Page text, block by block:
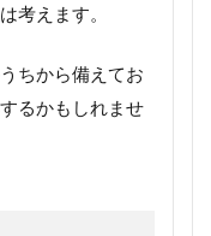
考えます。
ちから備えてお
るかもしれませ